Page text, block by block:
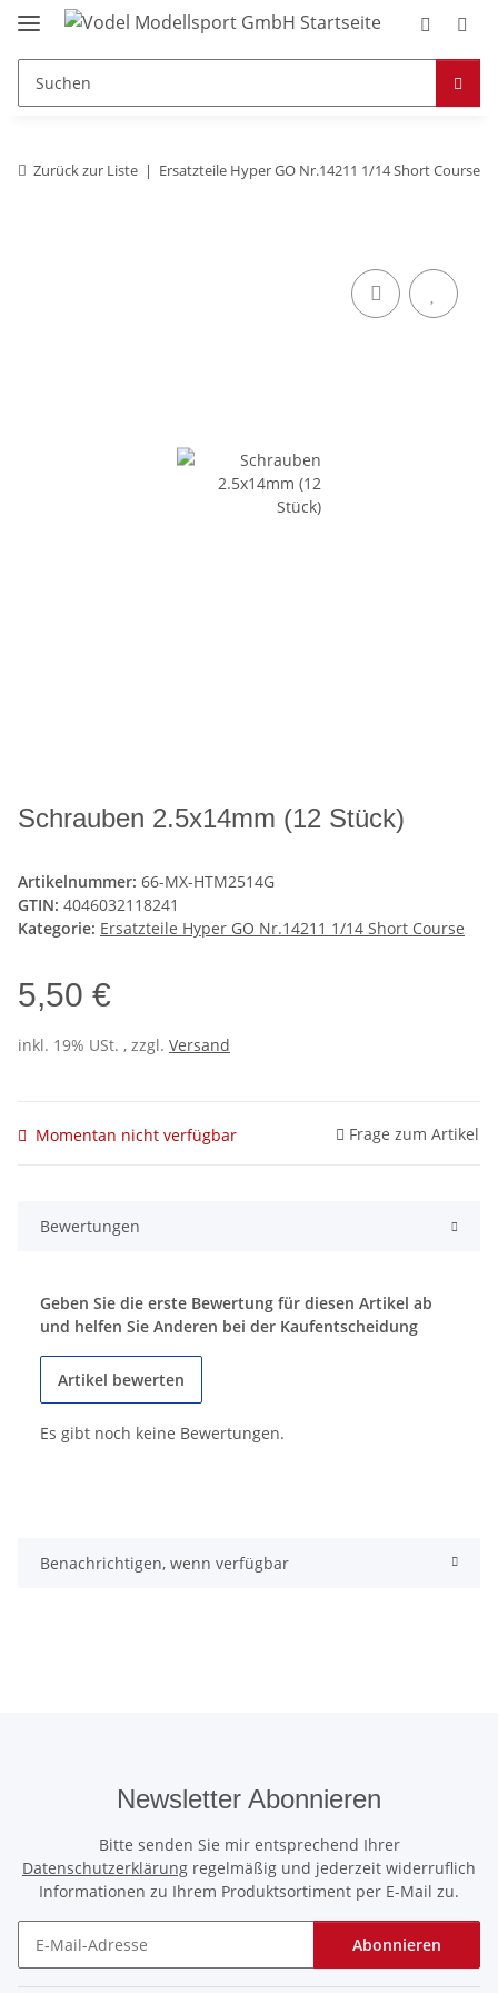
Zurück zur Liste Ersatzteile Hyper GO Nr.14211 1/14 Short Course
Schrauben 2.5x14mm (12 Stück)
Artikelnummer: 66-MX-HTM2514G
GTIN: 4046032118241
Kategorie: Ersatzteile Hyper GO Nr.14211 1/14 Short Course
5,50 €
inkl. 19% USt. , zzgl. Versand
Momentan nicht verfügbar Frage zum Artikel
Bewertungen
Geben Sie die erste Bewertung für diesen Artikel ab
und helfen Sie Anderen bei der Kaufentscheidung
Artikel bewerten
Es gibt noch keine Bewertungen.
Benachrichtigen, wenn verfügbar
Newsletter Abonnieren
Bitte senden Sie mir entsprechend Ihrer
Datenschutzerklärung regelmäßig und jederzeit widerruflich
Informationen zu Ihrem Produktsortiment per E-Mail zu.
Abonnieren